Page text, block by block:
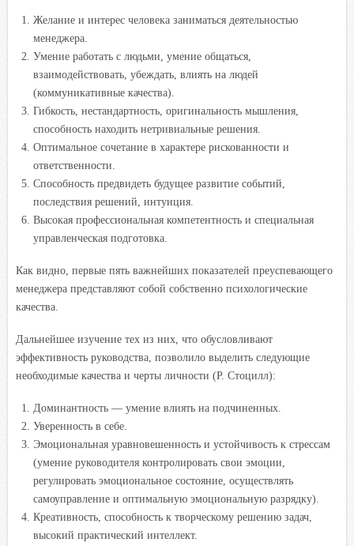
Желание и интерес человека заниматься деятельностью
менеджера.
Умение работать с людьми, умение общаться,
взаимодействовать, убеждать, влиять на людей
(коммуникативные качества).
Гибкость, нестандартность, оригинальность мышления,
способность находить нетривиальные решения.
Оптимальное сочетание в характере рискованности и
ответственности.
Способность предвидеть будущее развитие событий,
последствия решений, интуиция.
Высокая профессиональная компетентность и специальная
управленческая подготовка.
Как видно, первые пять важнейших показателей преуспевающего
менеджера представляют собой собственно психологические
качества.
Дальнейшее изучение тех из них, что обусловливают
эффективность руководства, позволило выделить следующие
необходимые качества и черты личности (Р. Стоцилл):
Доминантность — умение влиять на подчиненных.
Уверенность в себе.
Эмоциональная уравновешенность и устойчивость к стрессам
(умение руководителя контролировать свои эмоции,
регулировать эмоциональное состояние, осуществлять
самоуправление и оптимальную эмоциональную разрядку).
Креативность, способность к творческому решению задач,
высокий практический интеллект.